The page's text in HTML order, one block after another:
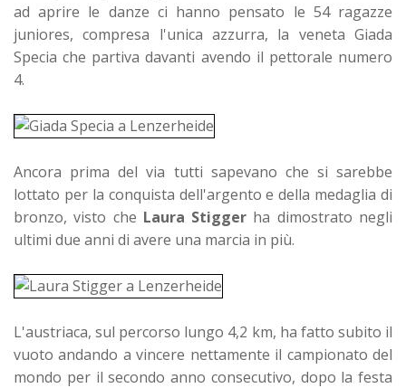
ad aprire le danze ci hanno pensato le 54 ragazze
juniores, compresa l'unica azzurra, la veneta Giada
Specia che partiva davanti avendo il pettorale numero
4.
Ancora prima del via tutti sapevano che si sarebbe
lottato per la conquista dell'argento e della medaglia di
bronzo, visto che Laura Stigger ha dimostrato negli
ultimi due anni di avere una marcia in più.
L'austriaca, sul percorso lungo 4,2 km, ha fatto subito il
vuoto andando a vincere nettamente il campionato del
mondo per il secondo anno consecutivo, dopo la festa